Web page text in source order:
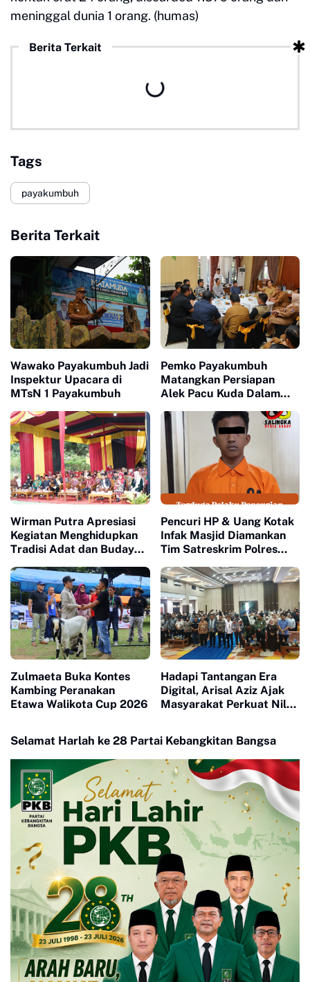
meninggal dunia 1 orang. (humas)
Berita Terkait
Tags
payakumbuh
Berita Terkait
Wawako Payakumbuh Jadi
Inspektur Upacara di
MTsN 1 Payakumbuh
Pemko Payakumbuh
Matangkan Persiapan
Alek Pacu Kuda Dalam
Wirman Putra Apresiasi
Kegiatan Menghidupkan
Tradisi Adat dan Budaya
Pencuri HP & Uang Kotak
Infak Masjid Diamankan
Tim Satreskrim Polres
Zulmaeta Buka Kontes
Kambing Peranakan
Etawa Walikota Cup 2026
Hadapi Tantangan Era
Digital, Arisal Aziz Ajak
Masyarakat Perkuat Nilai
Selamat Harlah ke 28 Partai Kebangkitan Bangsa